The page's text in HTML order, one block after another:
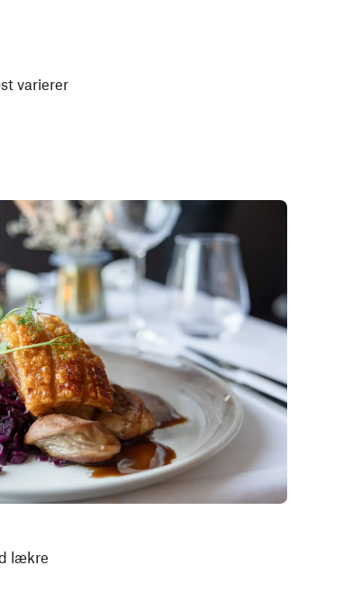
varierer
lækre